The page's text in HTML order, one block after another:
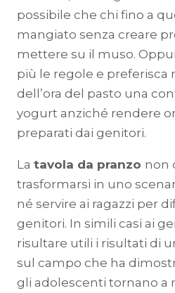
possibile che chi fino a
mangiato senza creare
mettere su il muso.
più le regole e preferisca
dell’ora del pasto una
yogurt anziché rendere
preparati dai genitori.
La tavola da pranzo non
trasformarsi in uno
né servire ai ragazzi per
genitori. In simili casi ai
risultare utili i risultati di
sul campo che ha
gli adolescenti tornano a